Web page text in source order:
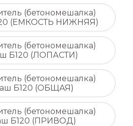
(бетономешалка)
(ЕМКОСТЬ НИЖНЯЯ)
(бетономешалка)
Б120 (ЛОПАСТИ)
(бетономешалка)
Б120 (ОБЩАЯ)
(бетономешалка)
Б120 (ПРИВОД)